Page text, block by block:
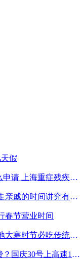
假
上海困难残疾人生活补贴线上怎么申请 上海重症残疾人护理补贴线上申请流程
过年一般是什么时候走亲戚 过年走亲戚的时间讲究有哪些
春节营业时间
大寒节气吃什么传统食物最好 各地大寒时节必吃传统美食
十一高速免费提前上高速怎么收费？国庆30号上高速1号下高速免费吗？